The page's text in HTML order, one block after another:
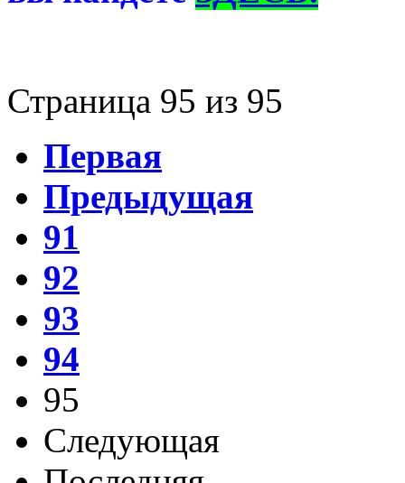
Страница 95 из 95
Первая
Предыдущая
91
92
93
94
95
Следующая